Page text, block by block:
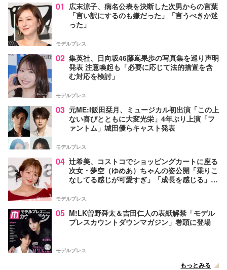
01 広末涼子、病名公表を決断した次男からの言葉
「言い訳にするのも嫌だった」「言うべきか迷
った」
モデルプレス
02 集英社、日向坂46藤嶌果歩の写真集を巡り声明
発表 注意喚起も「必要に応じて法的措置を含
む対応を検討」
モデルプレス
03 元ME:I飯田栞月、ミュージカル初出演「この上
ない喜びとともに大変光栄」4年ぶり上演「フ
ァントム」城田優らキャスト発表
モデルプレス
04 辻希美、コストコでショッピングカートに座る
次女・夢空（ゆめあ）ちゃんの姿公開「乗りこ
なしてる感じが可愛すぎ」「成長を感じる」の
モデルプレス
05 M!LK曽野舜太＆吉田仁人の表紙解禁「モデル
プレスカウントダウンマガジン」巻頭に登場
モデルプレス
もっとみる